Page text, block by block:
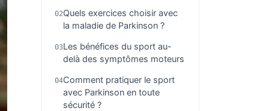
Quels exercices choisir avec
la maladie de Parkinson ?
Les bénéfices du sport au-
delà des symptômes moteurs
Comment pratiquer le sport
avec Parkinson en toute
sécurité ?